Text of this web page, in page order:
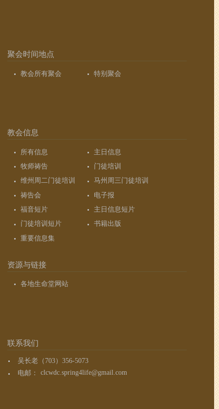
聚会时间地点
教会所有聚会 特别聚会
教会信息
所有信息
主日信息
牧师祷告
门徒培训
维州周二门徒培训
马州周三门徒培训
祷告会
电子报
福音短片
主日信息短片
门徒培训短片
书籍出版
重要信息集
资源与链接
各地生命堂网站
联系我们
吴长老（703）356-5073
电邮：
clcwdc.spring4life@gmail.com